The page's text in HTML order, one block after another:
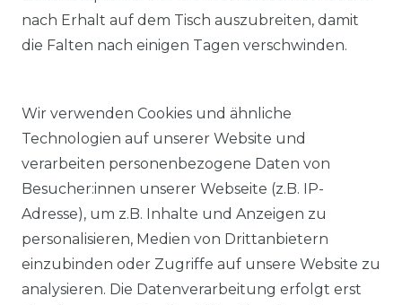
nach Erhalt auf dem Tisch auszubreiten, damit
die Falten nach einigen Tagen verschwinden.
KOSTENLOSER & SCHNELLER VERSAND
LIEFERZEIT ETWA 1 BIS 3 WERKTAGE
Wir verwenden Cookies und ähnliche
Technologien auf unserer Website und
verarbeiten personenbezogene Daten von
Besucher:innen unserer Webseite (z.B. IP-
Adresse), um z.B. Inhalte und Anzeigen zu
personalisieren, Medien von Drittanbietern
einzubinden oder Zugriffe auf unsere Website zu
analysieren. Die Datenverarbeitung erfolgt erst